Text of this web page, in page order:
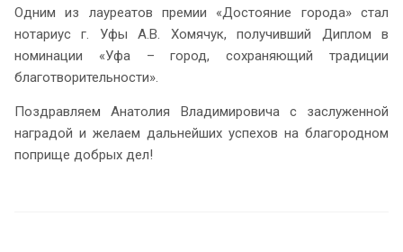
Одним из лауреатов премии «Достояние города» стал
нотариус г. Уфы А.В. Хомячук, получивший Диплом в
номинации «Уфа – город, сохраняющий традиции
благотворительности».
Поздравляем Анатолия Владимировича с заслуженной
наградой и желаем дальнейших успехов на благородном
поприще добрых дел!